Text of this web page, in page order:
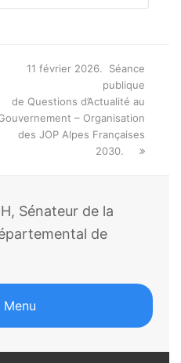
next
11 février 2026. Séance
publique
de Questions d’Actualité au
– Organisation
des JOP Alpes Françaises
2030.
Sénateur de la
de
Menu